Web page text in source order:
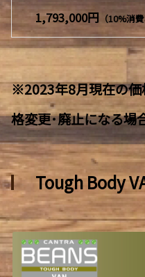
1,793,000円 （10%消
※2023年8月現在の価
格変更･廃止になる場
Tough Body